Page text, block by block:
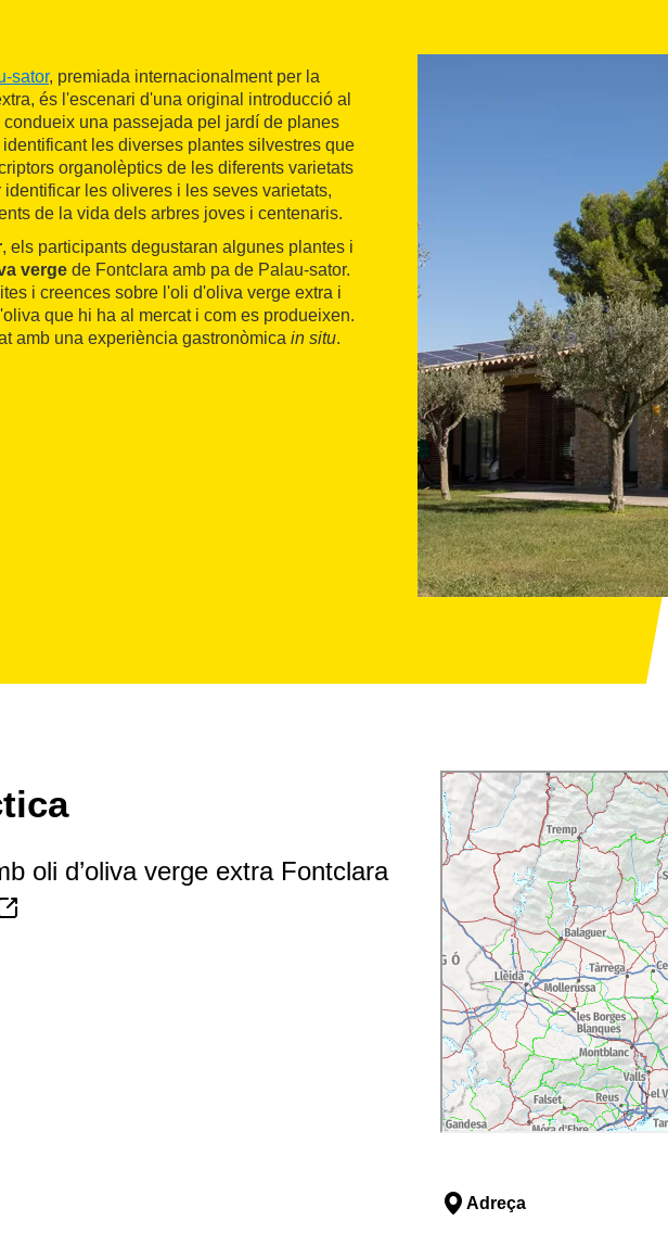
sator, premiada internacionalment per la
és l'escenari d'una original introducció al
condueix una passejada pel jardí de planes
les diverses plantes silvestres que
organolèptics de les diferents varietats
les oliveres i les seves varietats,
de la vida dels arbres joves i centenaris.
, els participants degustaran algunes plantes i
verge de Fontclara amb pa de Palau-sator.
i creences sobre l'oli d'oliva verge extra i
que hi ha al mercat i com es produeixen.
amb una experiència gastronòmica in situ.
oli d’oliva verge extra Fontclara
Adreça